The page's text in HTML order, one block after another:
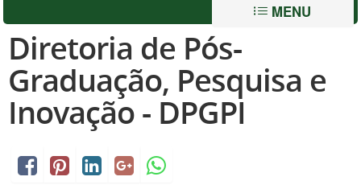
MENU
Diretoria de Pós-
Graduação, Pesquisa e
Inovação - DPGPI